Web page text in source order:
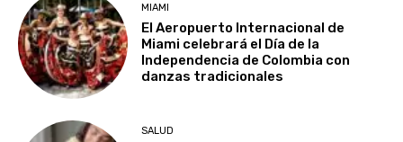
MIAMI
El Aeropuerto Internacional de
Miami celebrará el Día de la
Independencia de Colombia con
danzas tradicionales
SALUD